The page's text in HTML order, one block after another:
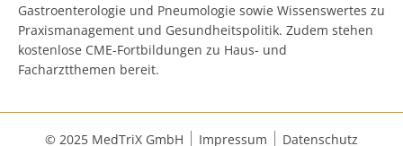
Gastroenterologie und Pneumologie sowie Wissenswertes zu
Praxismanagement und Gesundheitspolitik. Zudem stehen
kostenlose CME-Fortbildungen zu Haus- und
Facharztthemen bereit.
© 2025 MedTriX GmbH Impressum Datenschutz